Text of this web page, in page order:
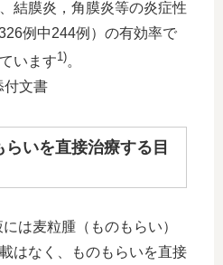
結膜炎，角膜炎等の炎症性
例中244例）の有効率で
います1)。
文書
いを直接治療する目
は麦粒腫（ものもらい）
はなく、ものもらいを直接